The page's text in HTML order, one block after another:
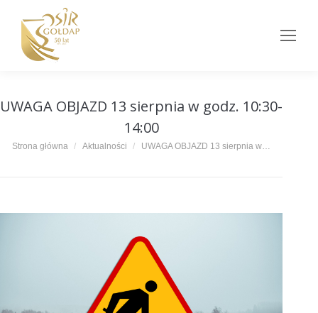
UWAGA OBJAZD 13 sierpnia w godz. 10:30-
14:00
Jesteś tutaj:
Strona główna Aktualności UWAGA OBJAZD 13 sierpnia w…